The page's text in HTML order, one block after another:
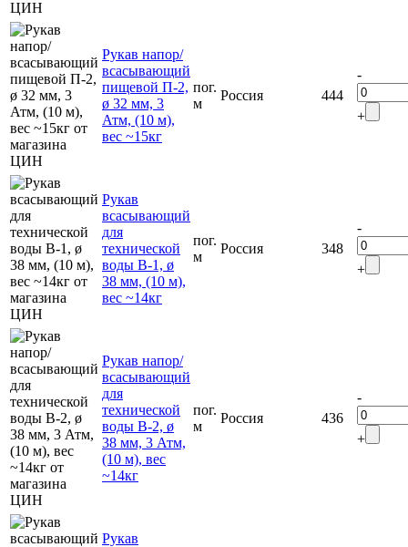
Рукав напор/
всасывающий
пищевой П-2,
ø 32 мм, 3
Атм, (10 м),
вес ~15кг
пог.
м
Россия 444
-
+
Рукав
всасывающий
для
технической
воды В-1, ø
38 мм, (10 м),
вес ~14кг
пог.
м
Россия 348
-
+
Рукав напор/
всасывающий
для
технической
воды В-2, ø
38 мм, 3 Атм,
(10 м), вес
~14кг
пог.
м
Россия 436
-
+
Рукав